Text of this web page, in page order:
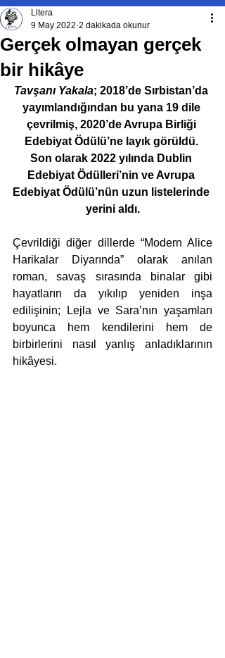
Gerçek olmayan gerçek
bir hikâye
Litera
9 May 2022 2 dakikada okunur
Tavşanı Yakala; 2018’de Sırbistan’da
yayımlandığından bu yana 19 dile
çevrilmiş, 2020’de Avrupa Birliği
Edebiyat Ödülü’ne layık görüldü.
Son olarak 2022 yılında Dublin
Edebiyat Ödülleri’nin ve Avrupa
Edebiyat Ödülü’nün uzun listelerinde
yerini aldı.
Çevrildiği diğer dillerde “Modern Alice
Harikalar Diyarında” olarak anılan
roman, savaş sırasında binalar gibi
hayatların da yıkılıp yeniden inşa
edilişinin; Lejla ve Sara’nın yaşamları
boyunca hem kendilerini hem de
birbirlerini nasıl yanlış anladıklarının
hikâyesi.